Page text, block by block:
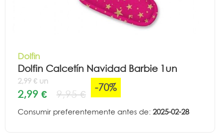
Dolfin
Dolfin Calcetín Navidad Barbie 1un
2,99 € un
2,99 € 9,95 €
-70%
Consumir preferentemente antes de: 2025-02-28